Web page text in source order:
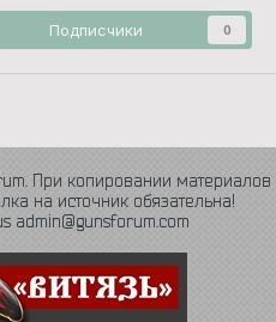
Подписчики 0
При копировании материалов
на источник обязательна!
admin@gunsforum.com